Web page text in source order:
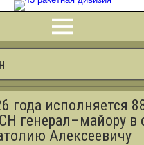
года исполняется
генерал–майору в
Алексеевичу